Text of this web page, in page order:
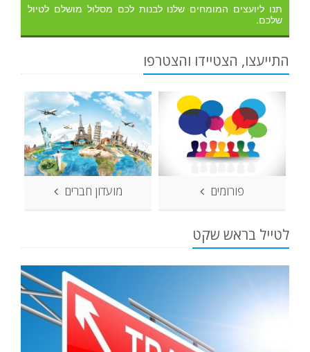
תנו ליועצים המומחים שלנו לבנות לכם מסלול מושלם לטיול
שלכם.
התייעצו, הצטיידו והצטרפו
פורומים מועדון חברים
לטייל בראש שקט